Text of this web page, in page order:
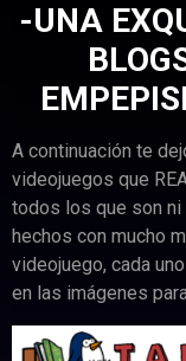
-UNA
A continuación te
videojuegos que
todos los que son
hechos con mucho
videojuego, cada
en las imágenes